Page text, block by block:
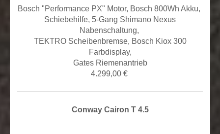
Bosch "Performance PX" Motor, Bosch 800Wh Akku,
Schiebehilfe, 5-Gang Shimano Nexus
Nabenschaltung,
TEKTRO Scheibenbremse, Bosch Kiox 300
Farbdisplay,
Gates Riemenantrieb
4.299,00 €
Conway Cairon T 4.5